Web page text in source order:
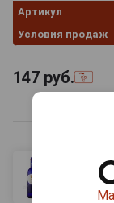
Артикул
Условия продаж
147 руб.